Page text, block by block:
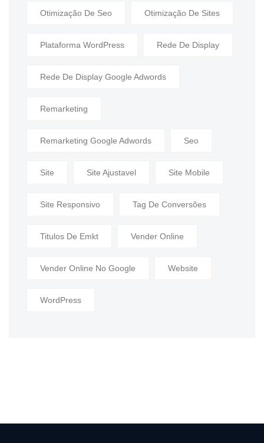
Otimização De Seo Otimização De Sites
Plataforma WordPress Rede De Display
Rede De Display Google Adwords
Remarketing
Remarketing Google Adwords Seo
Site Site Ajustavel Site Mobile
Site Responsivo Tag De Conversões
Titulos De Emkt Vender Online
Vender Online No Google Website
WordPress